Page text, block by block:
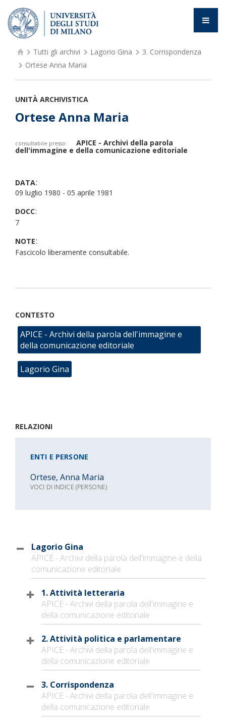
Tutti gli archivi Lagorio Gina 3. Corrispondenza
Ortese Anna Maria
UNITÀ ARCHIVISTICA
Ortese Anna Maria
consultabile presso: APICE - Archivi della parola
dell'immagine e della comunicazione editoriale
DATA:
09 luglio 1980 - 05 aprile 1981
DOCC:
7
NOTE:
Fascicolo liberamente consultabile.
CONTESTO
APICE - Archivi della parola dell'immagine e
della comunicazione editoriale
Lagorio Gina
RELAZIONI
ENTI E PERSONE
Ortese, Anna Maria
VOCI DI INDICE (PERSONE)
Lagorio Gina
APICE - Archivi della parola dell'immagine e della
comunicazione editoriale
1. Attività letteraria
APICE - Archivi della parola dell'immagine e
della comunicazione editoriale
2. Attività politica e parlamentare
APICE - Archivi della parola dell'immagine e
della comunicazione editoriale
3. Corrispondenza
APICE - Archivi della parola dell'immagine e
della comunicazione editoriale